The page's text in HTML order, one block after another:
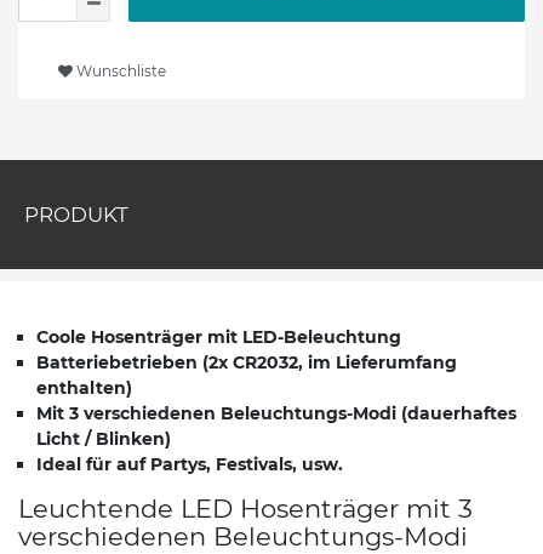
Wunschliste
PRODUKT
Coole Hosenträger mit LED-Beleuchtung
Batteriebetrieben (2x CR2032, im Lieferumfang
enthalten)
Mit 3 verschiedenen Beleuchtungs-Modi (dauerhaftes
Licht / Blinken)
Ideal für auf Partys, Festivals, usw.
Leuchtende LED Hosenträger mit 3
verschiedenen Beleuchtungs-Modi